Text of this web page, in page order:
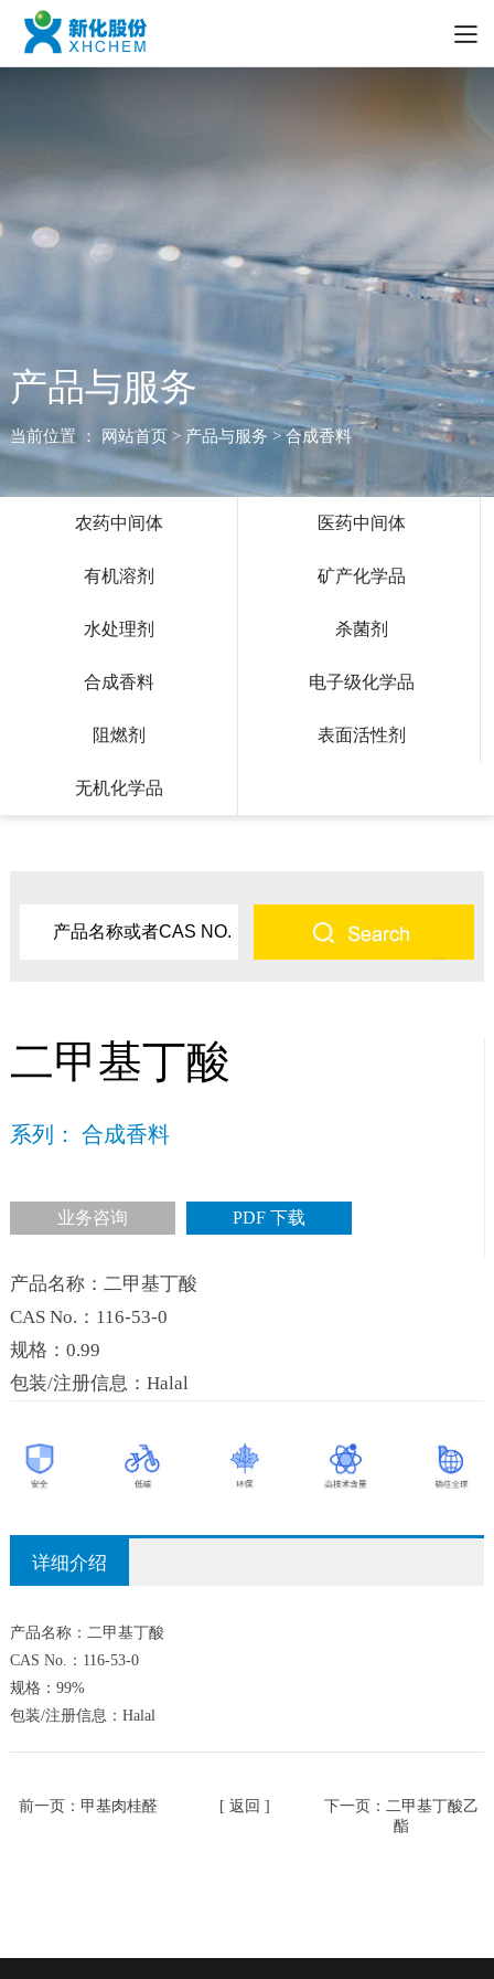
产品与服务
当前位置 ： 网站首页> 产品与服务 > 合成香料
农药中间体 医药中间体
有机溶剂 矿产化学品
水处理剂 杀菌剂
合成香料 电子级化学品
阻燃剂 表面活性剂
无机化学品
二甲基丁酸
系列： 合成香料
业务咨询 PDF 下载
产品名称：二甲基丁酸
CAS No.：116-53-0
规格：0.99
包装/注册信息：Halal
详细介绍
产品名称：二甲基丁酸
CAS No.：116-53-0
规格：99%
包装/注册信息：Halal
前一页： 甲基肉桂醛 [ 返回 ] 下一页： 二甲基丁酸乙
酯